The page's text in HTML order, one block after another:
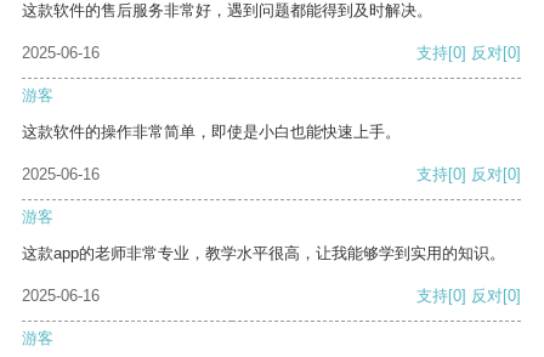
这款软件的售后服务非常好，遇到问题都能得到及时解决。
2025-06-16 支持[0] 反对[0]
游客
这款软件的操作非常简单，即使是小白也能快速上手。
2025-06-16 支持[0] 反对[0]
游客
这款app的老师非常专业，教学水平很高，让我能够学到实用的知识。
2025-06-16 支持[0] 反对[0]
游客